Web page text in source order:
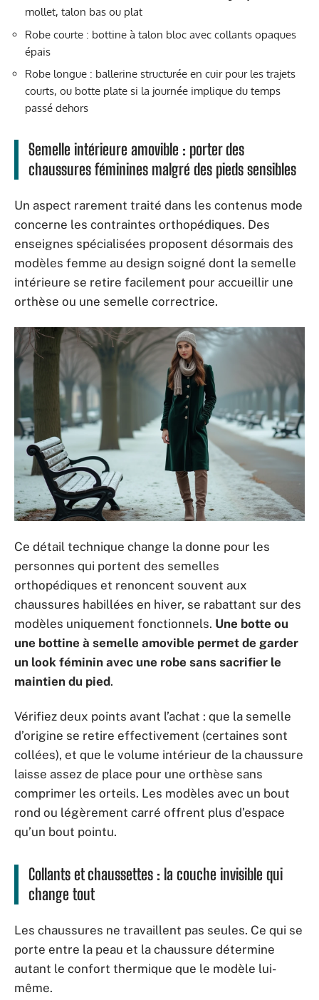
mollet, talon bas ou plat
Robe courte : bottine à talon bloc avec collants opaques
épais
Robe longue : ballerine structurée en cuir pour les trajets
courts, ou botte plate si la journée implique du temps
passé dehors
Semelle intérieure amovible : porter des
chaussures féminines malgré des pieds sensibles
Un aspect rarement traité dans les contenus mode
concerne les contraintes orthopédiques. Des
enseignes spécialisées proposent désormais des
modèles femme au design soigné dont la semelle
intérieure se retire facilement pour accueillir une
orthèse ou une semelle correctrice.
Ce détail technique change la donne pour les
personnes qui portent des semelles
orthopédiques et renoncent souvent aux
chaussures habillées en hiver, se rabattant sur des
modèles uniquement fonctionnels. Une botte ou
une bottine à semelle amovible permet de garder
un look féminin avec une robe sans sacrifier le
maintien du pied.
Vérifiez deux points avant l’achat : que la semelle
d’origine se retire effectivement (certaines sont
collées), et que le volume intérieur de la chaussure
laisse assez de place pour une orthèse sans
comprimer les orteils. Les modèles avec un bout
rond ou légèrement carré offrent plus d’espace
qu’un bout pointu.
Collants et chaussettes : la couche invisible qui
change tout
Les chaussures ne travaillent pas seules. Ce qui se
porte entre la peau et la chaussure détermine
autant le confort thermique que le modèle lui-
même.